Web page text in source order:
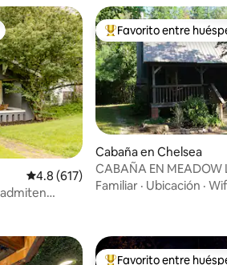
Calificación promedio: 4.8 de 5; 617
4.8 (617)
De los mejores en
Favorito entre
Cabaña en Chelsea
CABAÑA EN MEADOW
Familiar · Ubicación ·
Favorito entre